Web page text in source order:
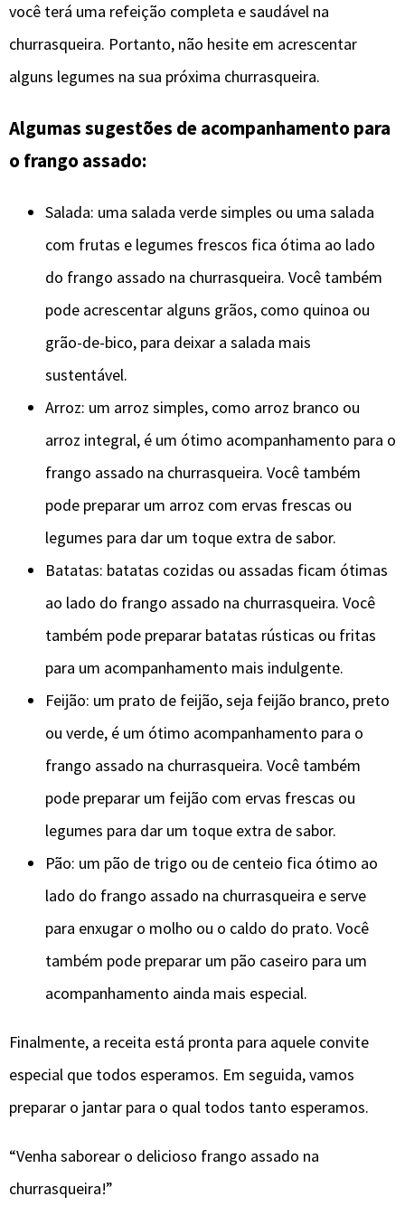
você terá uma refeição completa e saudável na
churrasqueira. Portanto, não hesite em acrescentar
alguns legumes na sua próxima churrasqueira.
Algumas sugestões de acompanhamento para
o frango assado:
Salada: uma salada verde simples ou uma salada
com frutas e legumes frescos fica ótima ao lado
do frango assado na churrasqueira. Você também
pode acrescentar alguns grãos, como quinoa ou
grão-de-bico, para deixar a salada mais
sustentável.
Arroz: um arroz simples, como arroz branco ou
arroz integral, é um ótimo acompanhamento para o
frango assado na churrasqueira. Você também
pode preparar um arroz com ervas frescas ou
legumes para dar um toque extra de sabor.
Batatas: batatas cozidas ou assadas ficam ótimas
ao lado do frango assado na churrasqueira. Você
também pode preparar batatas rústicas ou fritas
para um acompanhamento mais indulgente.
Feijão: um prato de feijão, seja feijão branco, preto
ou verde, é um ótimo acompanhamento para o
frango assado na churrasqueira. Você também
pode preparar um feijão com ervas frescas ou
legumes para dar um toque extra de sabor.
Pão: um pão de trigo ou de centeio fica ótimo ao
lado do frango assado na churrasqueira e serve
para enxugar o molho ou o caldo do prato. Você
também pode preparar um pão caseiro para um
acompanhamento ainda mais especial.
Finalmente, a receita está pronta para aquele convite
especial que todos esperamos. Em seguida, vamos
preparar o jantar para o qual todos tanto esperamos.
“Venha saborear o delicioso frango assado na
churrasqueira!”